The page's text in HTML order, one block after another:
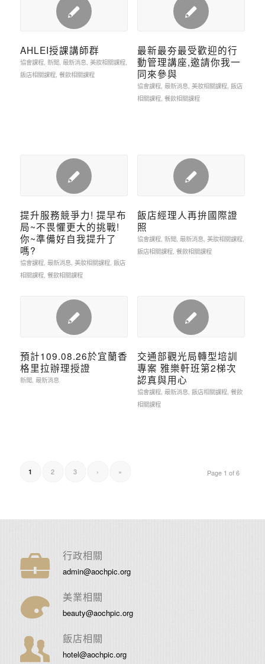
AHLEI授課講師群
協會課程, 新聞, 最新消息, 美妝相關課程,
飯店相關課程, 餐飲相關課程
最新最夯最受歡迎的行
動管理講座,邀請你我一
同來參與
協會課程, 最新消息, 美妝相關課程, 飯店
相關課程, 餐飲相關課程
提升服務競爭力! 提早布
局~不畏懼更大的挑戰!
你~準備好自我提升了
嗎?
協會課程, 最新消息, 美妝相關課程, 飯店
相關課程, 餐飲相關課程
飯店經理人再拚國際證
照
協會課程, 新聞, 最新消息, 美妝相關課程,
飯店相關課程, 餐飲相關課程
預計109.08.26於宜蘭香
格里拉辦理授證
新聞, 最新消息
交通部觀光局轉型培訓
專案 雅樂軒班第2梯次
認真與用心
協會課程, 最新消息, 飯店相關課程, 餐飲
相關課程
Page 1 of 6
1 2 3 › »
行政相關
admin@aochpic.org
美業相關
beauty@aochpic.org
飯店相關
hotel@aochpic.org